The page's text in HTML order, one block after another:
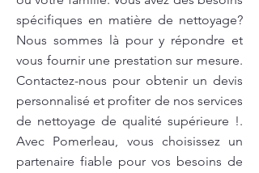
spécifiques en matière de nettoyage?
Nous sommes là pour y répondre et
vous fournir une prestation sur mesure.
Contactez-nous pour obtenir un devis
personnalisé et profiter de nos services
de nettoyage de qualité supérieure !.
Avec Pomerleau, vous choisissez un
partenaire fiable pour vos besoins de